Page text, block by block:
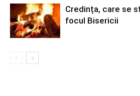
Credința, care se
focul Bisericii